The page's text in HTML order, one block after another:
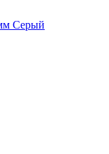
Серый